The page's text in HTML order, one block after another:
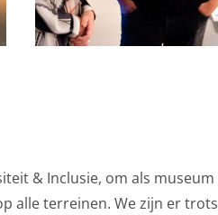
& Inclusie, om als museum
alle terreinen. We zijn er